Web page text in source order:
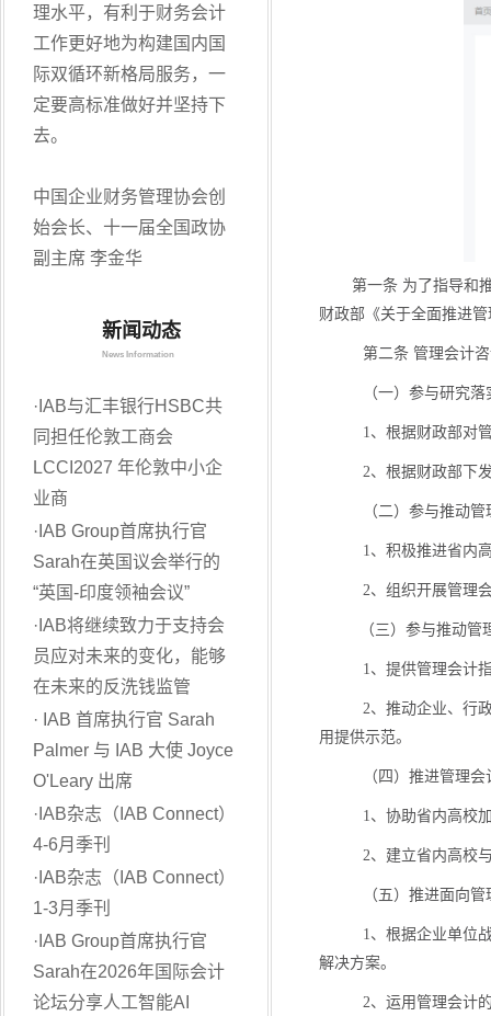
理水平，有利于财务会计
工作更好地为构建国内国
际双循环新格局服务，一
定要高标准做好并坚持下
去。
中国企业财务管理协会创
始会长、十一届全国政协
副主席 李金华
新闻动态
News Information
· IAB与汇丰银行HSBC共
同担任伦敦工商会
LCCI2027 年伦敦中小企
业商
· IAB Group首席执行官
Sarah在英国议会举行的
“英国-印度领袖会议”
· IAB将继续致力于支持会
员应对未来的变化，能够
在未来的反洗钱监管
· IAB 首席执行官 Sarah
Palmer 与 IAB 大使 Joyce
O'Leary 出席
· IAB杂志（IAB Connect）
4-6月季刊
· IAB杂志（IAB Connect）
1-3月季刊
· IAB Group首席执行官
Sarah在2026年国际会计
论坛分享人工智能AI
第一条 为了指导和
财政部《关于全面推进
第二条 管理会计
（一）参与研究
1、根据财政部对
2、根据财政部下
（二）参与推动
1、积极推进省内
2、组织开展管理
（三）参与推动
1、提供管理会计
2、推动企业、行
用提供示范。
（四）推进管理
1、协助省内高校
2、建立省内高校
（五）推进面向
1、根据企业单位
解决方案。
2、运用管理会计